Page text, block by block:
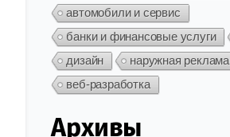
автомобили и сервис
банки и финансовые услуги
дизайн
наружная реклама
веб-разработка
Архивы